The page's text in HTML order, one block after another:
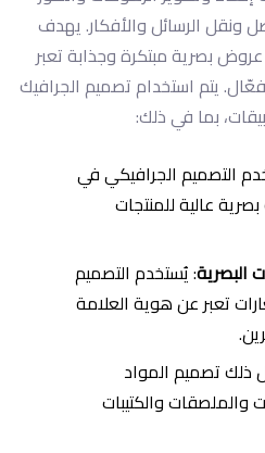
ونقل الرسائل والأفكار. يهدف
بصرية مبتكرة وجذابة تعبر
يتم استخدام تصميم الجرافيك
بما في ذلك:
التصميم الجرافيكي في
عالية للمنتجات
البصرية: يُستخدم التصميم
تعبر عن هوية العلامة
ذلك تصميم المواد
والملصقات والكتيبات